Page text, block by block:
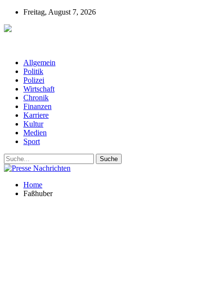
Freitag, August 7, 2026
Allgemein
Politik
Polizei
Wirtschaft
Chronik
Finanzen
Karriere
Kultur
Medien
Sport
Home
Faßhuber